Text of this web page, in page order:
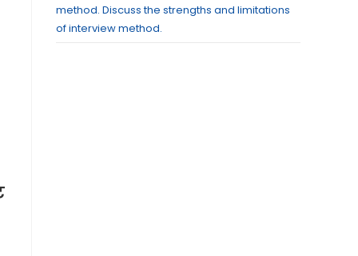
method. Discuss the strengths and limitations
of interview method.